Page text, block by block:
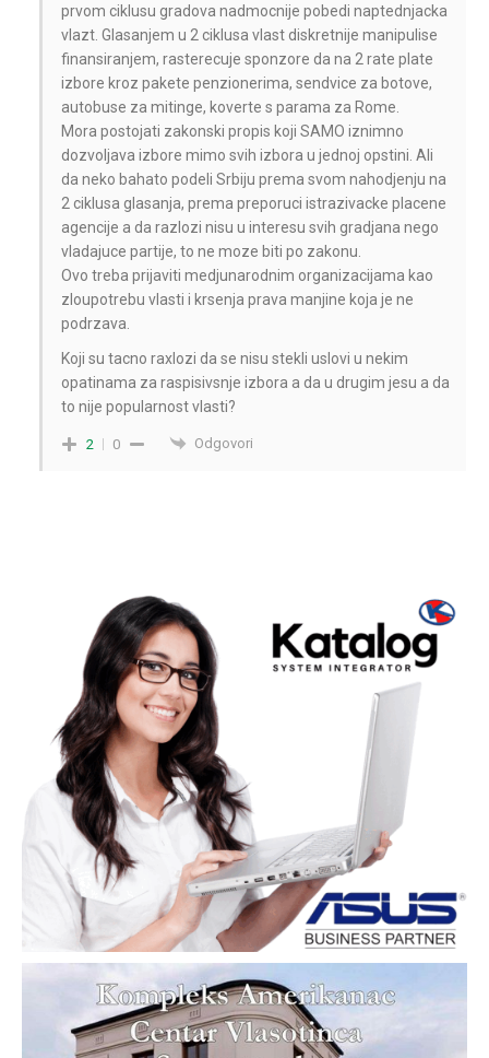
prvom ciklusu gradova nadmocnije pobedi naptednjacka
vlazt. Glasanjem u 2 ciklusa vlast diskretnije manipulise
finansiranjem, rasterecuje sponzore da na 2 rate plate
izbore kroz pakete penzionerima, sendvice za botove,
autobuse za mitinge, koverte s parama za Rome.
Mora postojati zakonski propis koji SAMO iznimno
dozvoljava izbore mimo svih izbora u jednoj opstini. Ali
da neko bahato podeli Srbiju prema svom nahodjenju na
2 ciklusa glasanja, prema preporuci istrazivacke placene
agencije a da razlozi nisu u interesu svih gradjana nego
vladajuce partije, to ne moze biti po zakonu.
Ovo treba prijaviti medjunarodnim organizacijama kao
zloupotrebu vlasti i krsenja prava manjine koja je ne
podrzava.
Koji su tacno raxlozi da se nisu stekli uslovi u nekim
opatinama za raspisivsnje izbora a da u drugim jesu a da
to nije popularnost vlasti?
2 0 Odgovori